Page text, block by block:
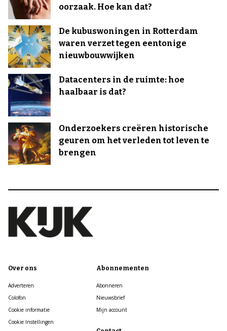
oorzaak. Hoe kan dat?
De kubuswoningen in Rotterdam
waren verzet tegen eentonige
nieuwbouwwijken
Datacenters in de ruimte: hoe
haalbaar is dat?
Onderzoekers creëren historische
geuren om het verleden tot leven te
brengen
Over ons
Adverteren
Colofon
Cookie informatie
Cookie Instellingen
Abonnementen
Abonneren
Nieuwsbrief
Mijn account